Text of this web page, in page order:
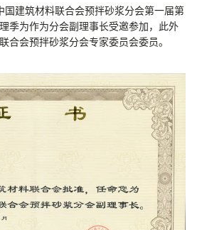
建筑材料联合会预拌砂浆分会第一届第
季为作为分会副理事长受邀参加，此外
合会预拌砂浆分会专家委员会委员。